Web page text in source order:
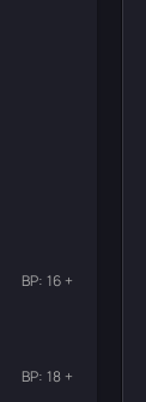
ВР: 16 +
ВР: 18 +